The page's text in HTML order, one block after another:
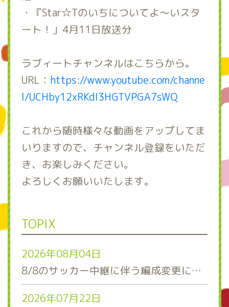
・『Star☆Tのいちについてよ～いスタ
ート！」4月11日放送分
ラブィートチャンネルはこちらから。
URL： https://www.youtube.com/channe
l/UCHby12xRKdI3HGTVPGA7sWQ
これから随時様々な動画をアップしてま
いりますので、チャンネル登録をいただ
き、お楽しみください。
よろしくお願いいたします。
TOPIX
2026年08月04日
8/8のサッカー中継に伴う編成変更について
2026年07月22日